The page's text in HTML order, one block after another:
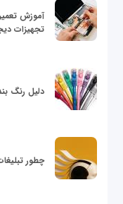
آموزش
تجهیزات
دلیل رنگ
چطور